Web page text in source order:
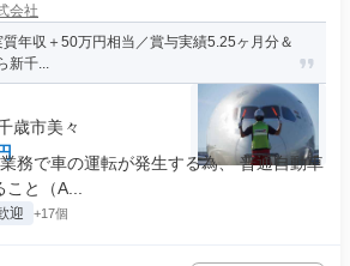
会社
質年収＋50万円相当／賞与実績5.25ヶ月分＆
新千...
歳市美々
務で車の運転が発生する為、 普通自動車
と（A...
迎 +17個